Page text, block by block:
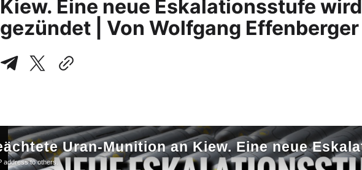
Kiew. Eine neue Eskalationsstufe wird
gezündet | Von Wolfgang Effenberger